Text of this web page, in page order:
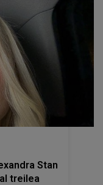
Stan
treilea